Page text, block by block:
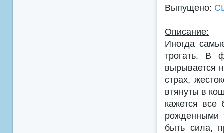
Выпущено:
Описание:
Иногда
трогать. В
вырывается
страх,
втянуты в
кажется все
рожденными
быть сила,